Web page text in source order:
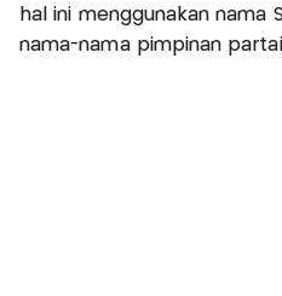
hal ini menggunakan nama
nama-nama pimpinan